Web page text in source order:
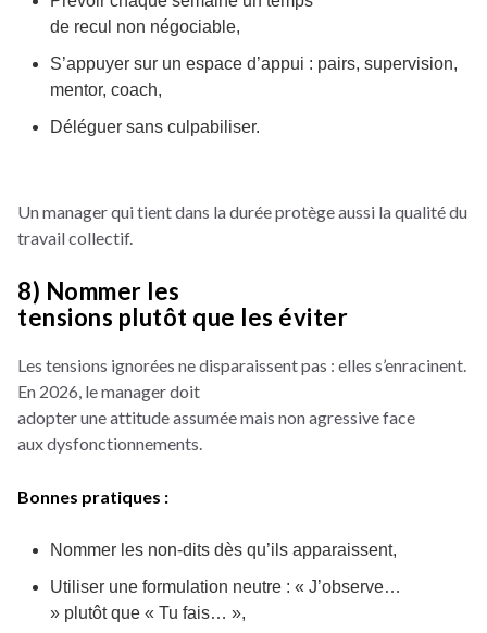
de recul non négociable,
S’appuyer sur un espace d’appui : pairs, supervision,
mentor, coach,
Déléguer sans culpabiliser.
Un manager qui tient dans la durée protège aussi la qualité du
travail collectif.
8) Nommer les
tensions plutôt que les éviter
Les tensions ignorées ne disparaissent pas : elles s’enracinent.
En 2026, le manager doit
adopter une attitude assumée mais non agressive face
aux dysfonctionnements.
Bonnes pratiques :
Nommer les non-dits dès qu’ils apparaissent,
Utiliser une formulation neutre : « J’observe…
» plutôt que « Tu fais… »,